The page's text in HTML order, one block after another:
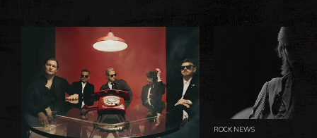
ROCK NEWS